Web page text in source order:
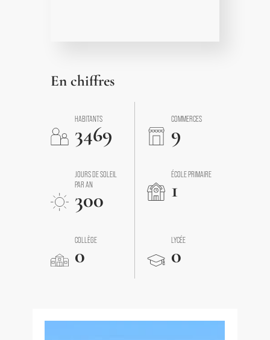
En chiffres
HABITANTS
3469
COMMERCES
9
JOURS DE SOLEIL
PAR AN
300
ÉCOLE PRIMAIRE
1
COLLÈGE
0
LYCÉE
0